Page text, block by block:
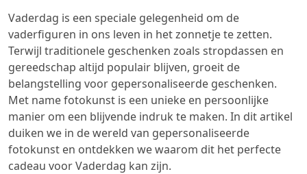
Vaderdag is een speciale gelegenheid om de
vaderfiguren in ons leven in het zonnetje te zetten.
Terwijl traditionele geschenken zoals stropdassen en
gereedschap altijd populair blijven, groeit de
belangstelling voor gepersonaliseerde geschenken.
Met name fotokunst is een unieke en persoonlijke
manier om een blijvende indruk te maken. In dit artikel
duiken we in de wereld van gepersonaliseerde
fotokunst en ontdekken we waarom dit het perfecte
cadeau voor Vaderdag kan zijn.